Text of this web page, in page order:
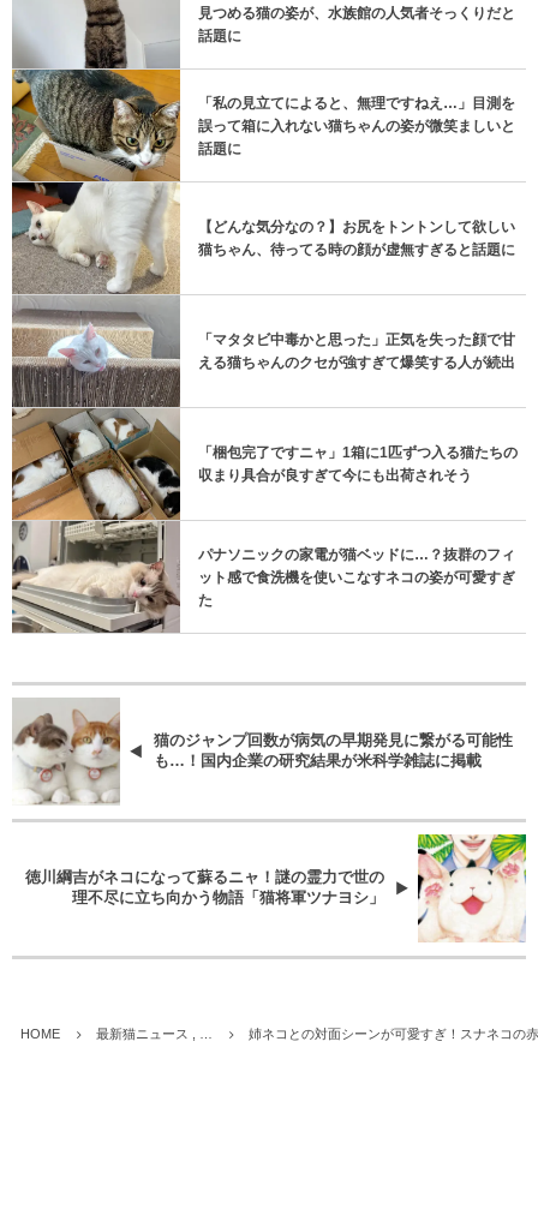
見つめる猫の姿が、水族館の人気者そっくりだと
話題に
「私の見立てによると、無理ですねえ…」目測を
誤って箱に入れない猫ちゃんの姿が微笑ましいと
話題に
【どんな気分なの？】お尻をトントンして欲しい
猫ちゃん、待ってる時の顔が虚無すぎると話題に
「マタタビ中毒かと思った」正気を失った顔で甘
える猫ちゃんのクセが強すぎて爆笑する人が続出
「梱包完了ですニャ」1箱に1匹ずつ入る猫たちの
収まり具合が良すぎて今にも出荷されそう
パナソニックの家電が猫ベッドに…？抜群のフィ
ット感で食洗機を使いこなすネコの姿が可愛すぎ
た
猫のジャンプ回数が病気の早期発見に繋がる可能性
も…！国内企業の研究結果が米科学雑誌に掲載
徳川綱吉がネコになって蘇るニャ！謎の霊力で世の
理不尽に立ち向かう物語「猫将軍ツナヨシ」
HOME 最新猫ニュース , … 姉ネコとの対面シーンが可愛すぎ！スナネコの